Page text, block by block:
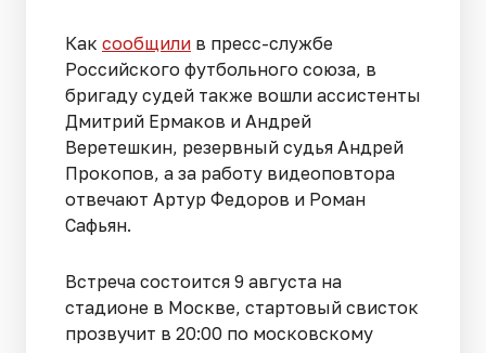
Как сообщили в пресс-службе
Российского футбольного союза, в
бригаду судей также вошли ассистенты
Дмитрий Ермаков и Андрей
Веретешкин, резервный судья Андрей
Прокопов, а за работу видеоповтора
отвечают Артур Федоров и Роман
Сафьян.
Встреча состоится 9 августа на
стадионе в Москве, стартовый свисток
прозвучит в 20:00 по московскому